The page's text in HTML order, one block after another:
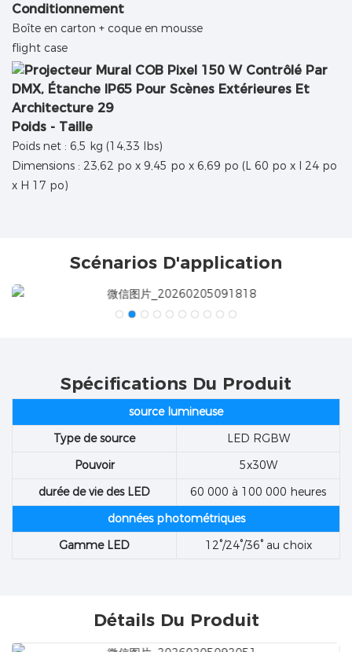
Conditionnement
Boîte en carton + coque en mousse
flight case
Poids - Taille
Poids net : 6,5 kg (14,33 lbs)
Dimensions : 23,62 po x 9,45 po x 6,69 po (L 60 po x l 24 po
x H 17 po)
Scénarios D'application
Spécifications Du Produit
source lumineuse
Type de source
LED RGBW
Pouvoir
5x30W
durée de vie des LED
60 000 à 100 000 heures
données photométriques
Gamme LED
12°/24°/36° au choix
Détails Du Produit